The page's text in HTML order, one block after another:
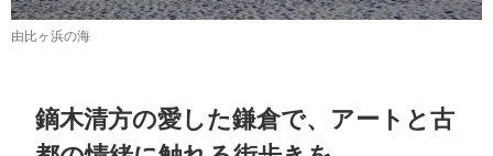
由比ヶ浜の海
鏑木清方の愛した鎌倉で、アートと古